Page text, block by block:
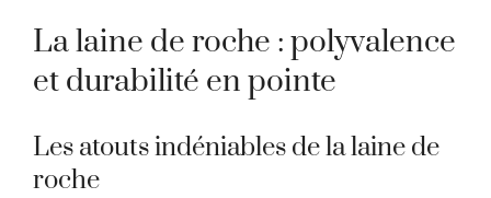
La laine de roche : polyvalence
et durabilité en pointe
Les atouts indéniables de la laine de
roche